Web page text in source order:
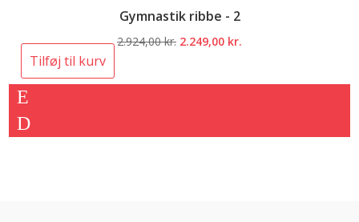
Gymnastik ribbe - 2
2.924,00kr. Den
2.249,00 kr.
Tilføj til kurv